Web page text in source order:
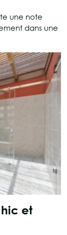
une note
dans une
et